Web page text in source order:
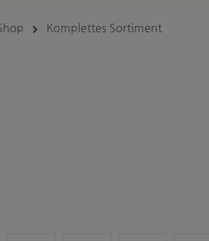
Komplettes Sortiment